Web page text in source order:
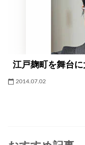
江戸麹町を舞台
2014.07.02